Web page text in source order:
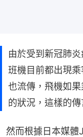
由於受到新冠肺
班機目前都出現
也流傳，飛機如
的狀況，這樣的
然而根據日本媒